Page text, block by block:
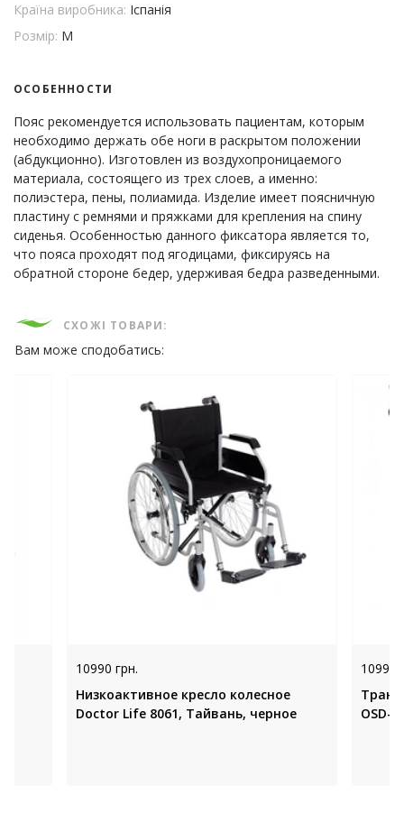
Країна виробника: Іспанія
Розмір: M
ОСОБЕННОСТИ
Пояс рекомендуется использовать пациентам, которым
необходимо держать обе ноги в раскрытом положении
(абдукционно). Изготовлен из воздухопроницаемого
материала, состоящего из трех слоев, а именно:
полиэстера, пены, полиамида. Изделие имеет поясничную
пластину с ремнями и пряжками для крепления на спину
сиденья. Особенностью данного фиксатора является то,
что пояса проходят под ягодицами, фиксируясь на
обратной стороне бедер, удерживая бедра разведенными.
СХОЖІ ТОВАРИ:
Вам може сподобатись:
10990 грн.
Низкоактивное кресло колесное
Doctor Life 8061, Тайвань, черное
10999
OSD-